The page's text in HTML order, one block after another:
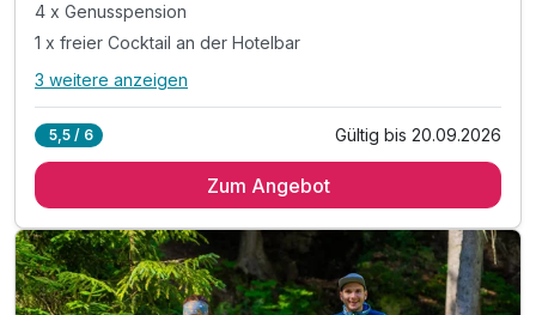
4 x Genusspension
1 x freier Cocktail an der Hotelbar
Alle Inklusivleistungen
4 x reichhaltiges Frühstück vom Buffet
1 x freier Cocktail an der Hotelbar
inkl. Nachmittagsbrotzeit mit Kaffee und Kuchen
Nutzung des ca. 1.000qm großen Wellnessbereichs
3 weitere anzeigen
5,5 / 6 Gültig bis 20.09.2026
Zum Angebot